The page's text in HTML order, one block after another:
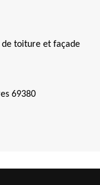
de toiture et façade
69380